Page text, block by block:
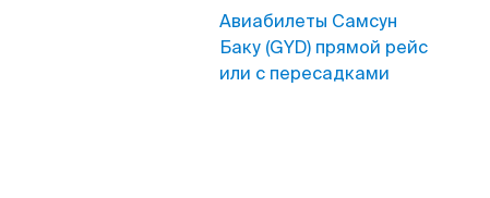
Авиабилеты Самсун
Баку (GYD) прямой рейс
или с пересадками